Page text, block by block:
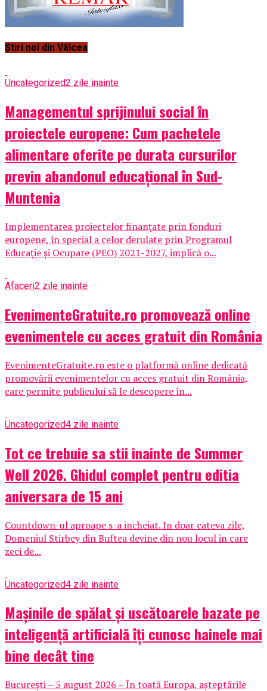
Știri noi din Vâlcea
Uncategorized2 zile inainte
Managementul sprijinului social în
proiectele europene: Cum pachetele
alimentare oferite pe durata cursurilor
previn abandonul educațional în Sud-
Muntenia
Implementarea proiectelor finanțate prin fonduri
europene, în special a celor derulate prin Programul
Educație și Ocupare (PEO) 2021-2027, implică o...
Afaceri2 zile inainte
EvenimenteGratuite.ro promovează online
evenimentele cu acces gratuit din România
EvenimenteGratuite.ro este o platformă online dedicată
promovării evenimentelor cu acces gratuit din România,
care permite publicului să le descopere în...
Uncategorized4 zile inainte
Tot ce trebuie sa stii inainte de Summer
Well 2026. Ghidul complet pentru editia
aniversara de 15 ani
Countdown-ul aproape s-a incheiat. In doar cateva zile,
Domeniul Stirbey din Buftea devine din nou locul in care
zeci de...
Uncategorized4 zile inainte
Mașinile de spălat și uscătoarele bazate pe
inteligență artificială îți cunosc hainele mai
bine decât tine
București – 5 august 2026 – În toată Europa, așteptările